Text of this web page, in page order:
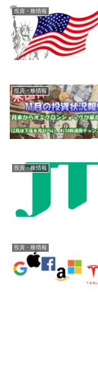
投資・株情報
投資・株情報
投資・株情報
投資・株情報